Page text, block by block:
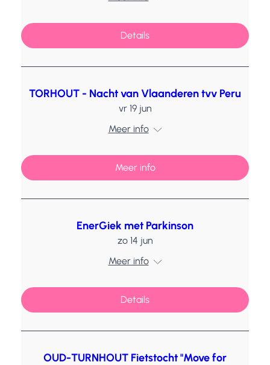
Details
TORHOUT - Nacht van Vlaanderen tvv Peru
vr 19 jun
Meer info
Meer info
EnerGiek met Parkinson
zo 14 jun
Meer info
Details
OUD-TURNHOUT Fietstocht "Move for